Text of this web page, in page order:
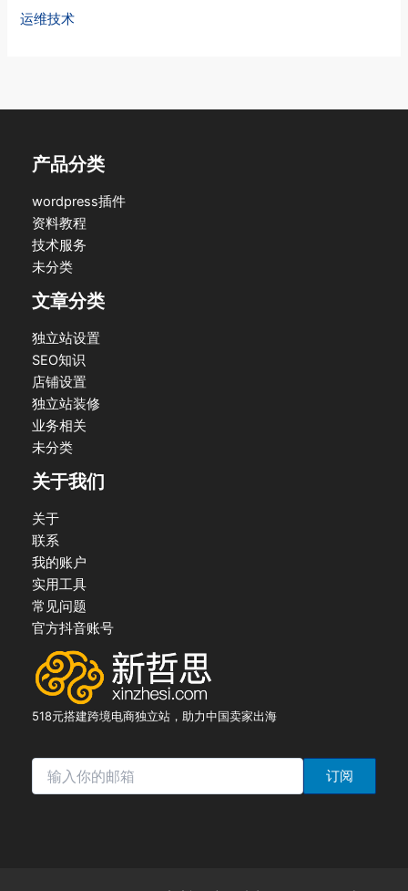
运维技术
产品分类
wordpress插件
资料教程
技术服务
未分类
文章分类
独立站设置
SEO知识
店铺设置
独立站装修
业务相关
未分类
关于我们
关于
联系
我的账户
实用工具
常见问题
官方抖音账号
518元搭建跨境电商独立站，助力中国卖家出海
订阅